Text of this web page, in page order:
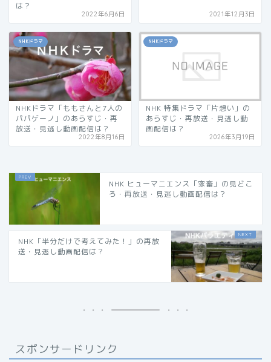
は？
2022年6月6日 2021年12月3日
NHKドラマ
NHKドラマ「ももさんと7人の
パパゲーノ」のあらすじ・再
放送・見逃し動画配信は？
2022年8月16日
NHKドラマ
NHK 特集ドラマ「片想い」の
あらすじ・再放送・見逃し動
画配信は？
2026年3月19日
NHK ヒューマニエンス「家畜」の見どこ
ろ・再放送・見逃し動画配信は？
NHK「半分だけで考えてみた！」の再放
送・見逃し動画配信は？
スポンサードリンク